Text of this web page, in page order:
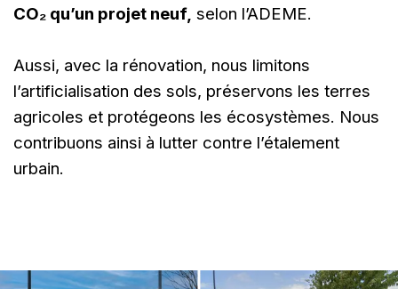
CO₂ qu’un projet neuf, selon l’ADEME.
Aussi, avec la rénovation, nous limitons
l’artificialisation des sols, préservons les terres
agricoles et protégeons les écosystèmes. Nous
contribuons ainsi à lutter contre l’étalement
urbain.